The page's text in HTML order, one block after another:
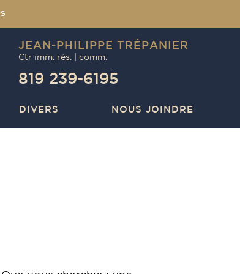
JEAN-PHILIPPE TRÉPANIER
Ctr imm. rés. | comm.
819 239-6195
DIVERS NOUS JOINDRE